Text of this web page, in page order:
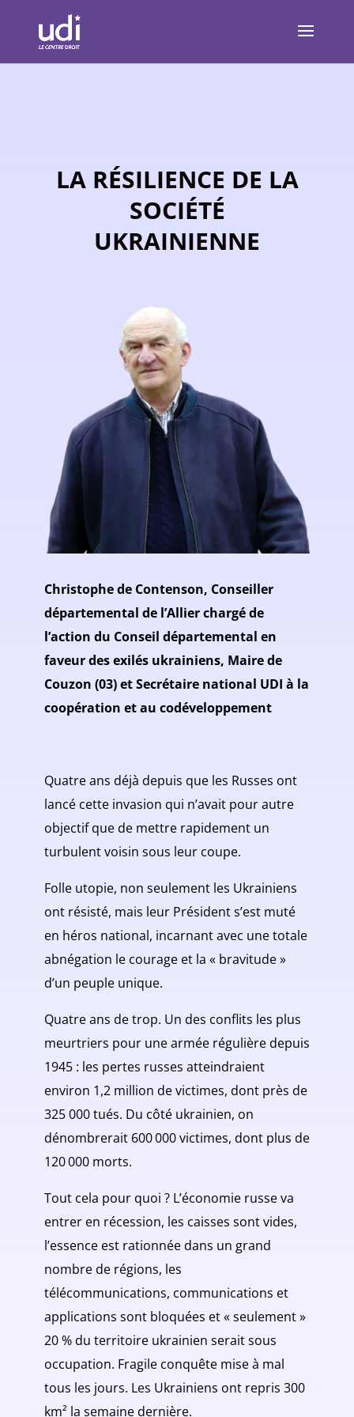
LA RÉSILIENCE DE LA
SOCIÉTÉ
UKRAINIENNE
Christophe de Contenson, Conseiller
départemental de l’Allier chargé de
l’action du Conseil départemental en
faveur des exilés ukrainiens, Maire de
Couzon (03) et Secrétaire national UDI à la
coopération et au codéveloppement
Quatre ans déjà depuis que les Russes ont
lancé cette invasion qui n’avait pour autre
objectif que de mettre rapidement un
turbulent voisin sous leur coupe.
Folle utopie, non seulement les Ukrainiens
ont résisté, mais leur Président s’est muté
en héros national, incarnant avec une totale
abnégation le courage et la « bravitude »
d’un peuple unique.
Quatre ans de trop. Un des conflits les plus
meurtriers pour une armée régulière depuis
1945 : les pertes russes atteindraient
environ 1,2 million de victimes, dont près de
325 000 tués. Du côté ukrainien, on
dénombrerait 600 000 victimes, dont plus de
120 000 morts.
Tout cela pour quoi ? L’économie russe va
entrer en récession, les caisses sont vides,
l’essence est rationnée dans un grand
nombre de régions, les
télécommunications, communications et
applications sont bloquées et « seulement »
20 % du territoire ukrainien serait sous
occupation. Fragile conquête mise à mal
tous les jours. Les Ukrainiens ont repris 300
km² la semaine dernière.